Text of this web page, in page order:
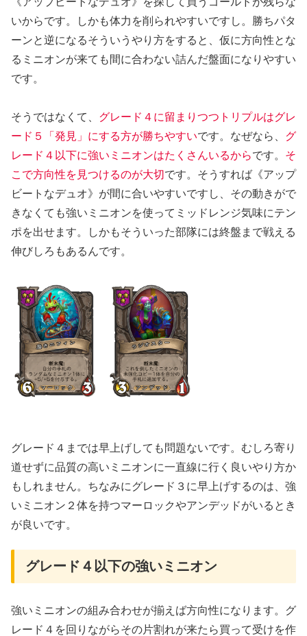
いからです。しかも体力を削られやすいですし。勝ちパタ
ーンと逆になるそういうやり方をすると、仮に方向性とな
るミニオンが来ても間に合わない詰んだ盤面になりやすい
です。
そうではなくて、 グレード４に留まりつつトリプルはグレ
ード５「発見」にする方が勝ちやすいです。なぜなら、 グ
レード４以下に強いミニオンはたくさんいるからです。 そ
こで方向性を見つけるのが大切です。そうすれば《アップ
ビートなデュオ》が間に合いやすいですし、その動きがで
きなくても強いミニオンを使ってミッドレンジ気味にテン
ポを出せます。しかもそういった部隊には終盤まで戦える
伸びしろもあるんです。
グレード４までは早上げしても問題ないです。むしろ寄り
道せずに品質の高いミニオンに一直線に行く良いやり方か
もしれません。ちなみにグレード３に早上げするのは、強
いミニオン２体を持つマーロックやアンデッドがいるとき
が良いです。
グレード４以下の強いミニオン
強いミニオンの組み合わせが揃えば方向性になります。グ
レード４を回りながらその片割れが来たら買って受けを作